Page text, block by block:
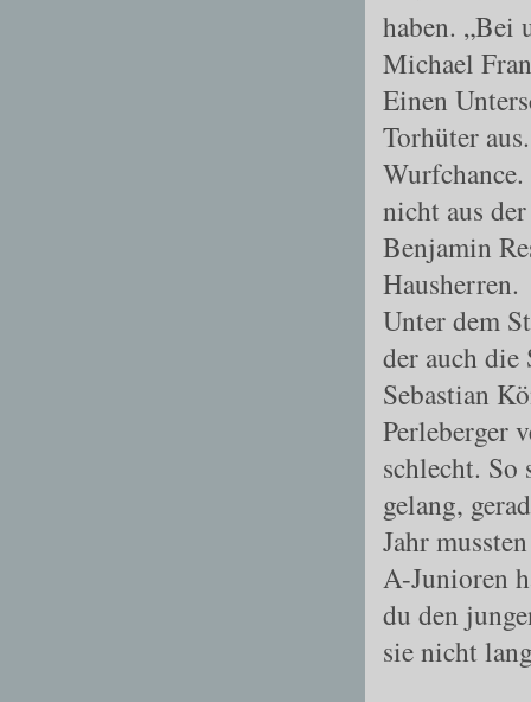
haben. „Bei
Michael
Einen
Torhüter
nicht aus
Benjamin
Hausherren.
Unter dem
der auch
Sebastian
Perleberger
schlecht.
gelang,
Jahr
A-Junioren
du den
sie nicht